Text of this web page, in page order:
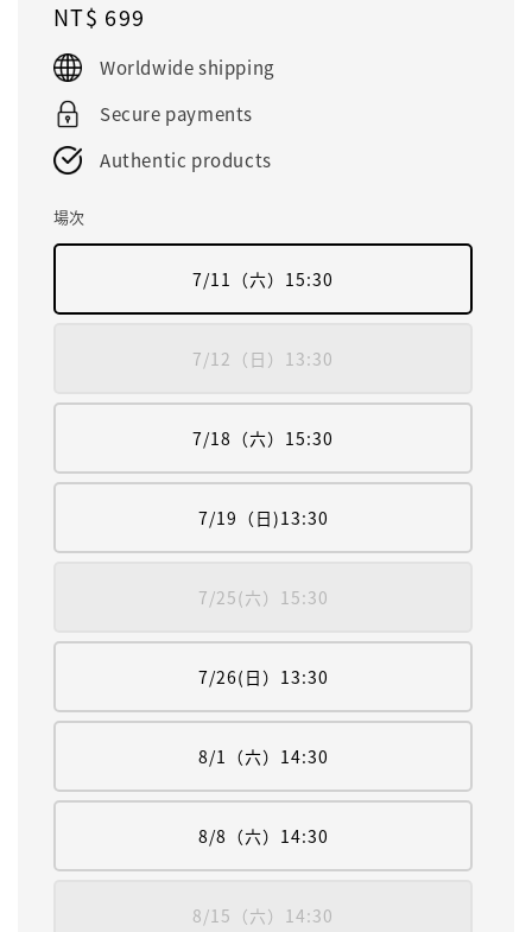
Regular
price
NT$ 699
Worldwide shipping
Secure payments
Authentic products
場次
7/11（六）15:30
7/12（日）13:30
7/18（六）15:30
7/19（日)13:30
7/25(六）15:30
7/26(日）13:30
8/1（六）14:30
8/8（六）14:30
8/15（六）14:30